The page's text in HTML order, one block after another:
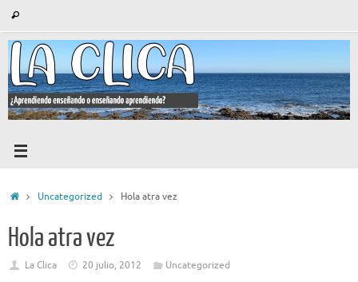
contenido
Buscar
InicioUncategorized Hola atra vez
Hola atra vez
La Clica 20 julio, 2012 Uncategorized